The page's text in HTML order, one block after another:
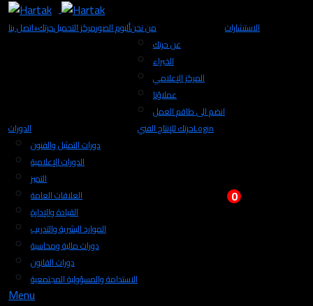
اتصل بنا +حرتكمركز التحميلألبوم الصورمن نحن
عن حرتك
الخبراء
المركز الإعلامي
عملاؤنا
انضم الى طاقم العمل
الاستشارات
الدورات
دورات التمثيل والفنون
الدورات الإعلامية
التميز
العلاقات العامة
القيادة والإدارة
الموارد البشرية والتدريب
دورات مالية ومحاسبة
دورات القانون
الاستدامة والمسؤولية المجتمعية
حرتك للإنتاج الفنيLogin
0
Menu